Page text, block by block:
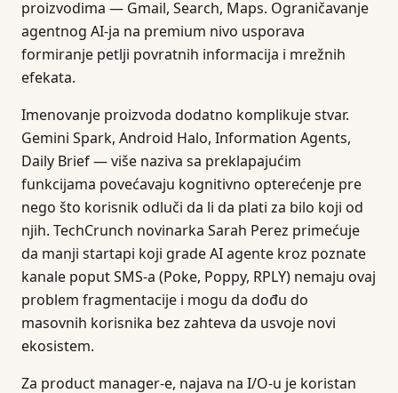
proizvodima — Gmail, Search, Maps. Ograničavanje
agentnog AI-ja na premium nivo usporava
formiranje petlji povratnih informacija i mrežnih
efekata.
Imenovanje proizvoda dodatno komplikuje stvar.
Gemini Spark, Android Halo, Information Agents,
Daily Brief — više naziva sa preklapajućim
funkcijama povećavaju kognitivno opterećenje pre
nego što korisnik odluči da li da plati za bilo koji od
njih. TechCrunch novinarka Sarah Perez primećuje
da manji startapi koji grade AI agente kroz poznate
kanale poput SMS-a (Poke, Poppy, RPLY) nemaju ovaj
problem fragmentacije i mogu da dođu do
masovnih korisnika bez zahteva da usvoje novi
ekosistem.
Za product manager-e, najava na I/O-u je koristan